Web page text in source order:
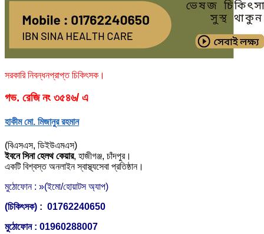
সরকারি নিবন্ধনপ্রাপ্ত চিকিৎসক।
গভ. রেজি নং ৩৫৪৬/ এ
হাকীম মো. মিজানুর রহমান
(বিএসএস, ডিইউএমএস)
ইবনে সিনা হেলথ কেয়ার, হাজীগঞ্জ, চাঁদপুর।
একটি বিশ্বস্ত অনলাইন স্বাস্থ্যসেবা প্রতিষ্ঠান।
মুঠোফোন : »(ইমো/হোয়াটস অ্যাপ)
(চিকিৎসক) : 01762240650
মুঠোফোন : 01960288007